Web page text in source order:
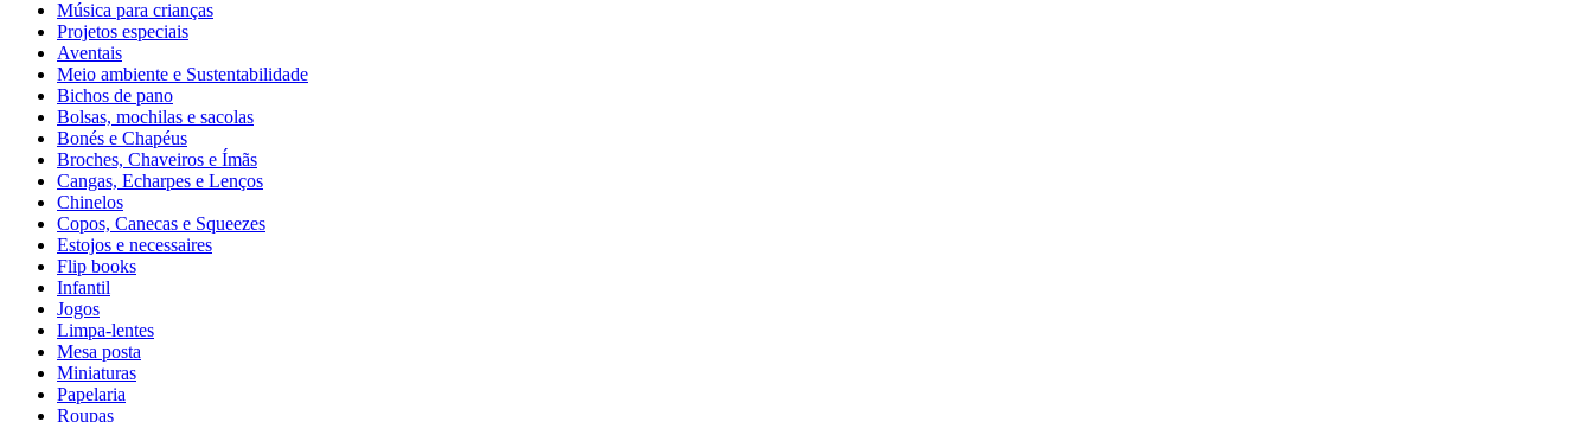
Música para crianças
Projetos especiais
Aventais
Meio ambiente e Sustentabilidade
Bichos de pano
Bolsas, mochilas e sacolas
Bonés e Chapéus
Broches, Chaveiros e Ímãs
Cangas, Echarpes e Lenços
Chinelos
Copos, Canecas e Squeezes
Estojos e necessaires
Flip books
Infantil
Jogos
Limpa-lentes
Mesa posta
Miniaturas
Papelaria
Roupas